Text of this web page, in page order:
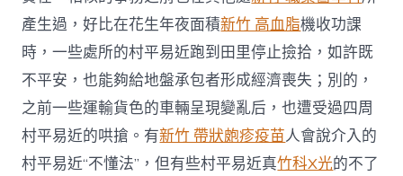
產生過，好比在花生年夜面積新竹 高血脂機收功課
時，一些處所的村平易近跑到田里停止撿拾，如許既
不平安，也能夠給地盤承包者形成經濟喪失；別的，
之前一些運輸貨色的車輛呈現變亂后，也遭受過四周
村平易近的哄搶。有新竹 帶狀皰疹疫苗人會說介入的
村平易近“不懂法”，但有些村平易近真竹科X光的不了